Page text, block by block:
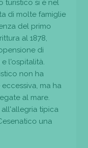
turistico si è nel
di molte famiglie
del primo
al 1878,
di
l'ospitalità.
non ha
ma ha
al mare.
tipica
una